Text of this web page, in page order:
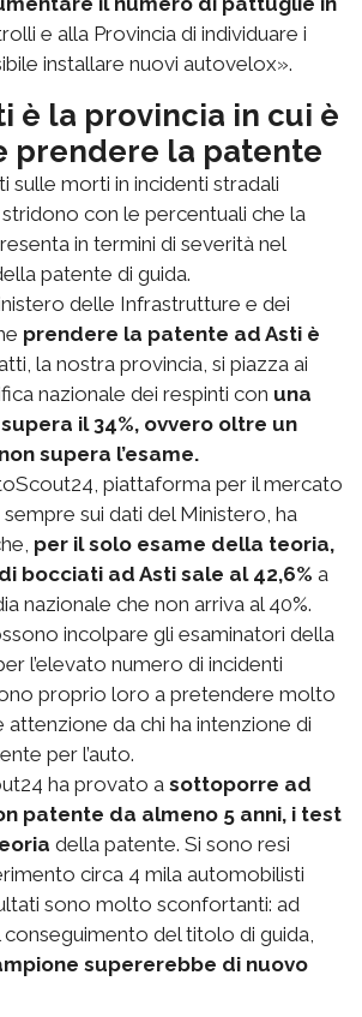
e alla Provincia di individuare i
installare nuovi autovelox».
è la provincia in cui è
prendere la patente
sulle morti in incidenti stradali
con le percentuali che la
in termini di severità nel
patente di guida.
delle Infrastrutture e dei
prendere la patente ad Asti è
la nostra provincia, si piazza ai
nazionale dei respinti con una
il 34%, ovvero oltre un
supera l’esame.
piattaforma per il mercato
sui dati del Ministero, ha
per il solo esame della teoria,
bocciati ad Asti sale al 42,6% a
nazionale che non arriva al 40%.
incolpare gli esaminatori della
l’elevato numero di incidenti
proprio loro a pretendere molto
attenzione da chi ha intenzione di
per l’auto.
ha provato a sottoporre ad
patente da almeno 5 anni, i test
della patente. Si sono resi
circa 4 mila automobilisti
sono molto sconfortanti: ad
conseguimento del titolo di guida,
supererebbe di nuovo